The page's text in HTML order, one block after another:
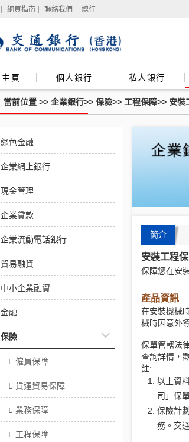
網頁指南 聯絡我們 總行
主頁 個人銀行 私人銀行
當前位置 >> 企業銀行>> 保險>> 工程保障>> 安裝
綠色金融
企業網上銀行
現金管理
企業貸款
企業流動電話銀行
貿易融資
中小企業融資
金融
保險
└ 僱員保障
└ 貨運貿易保障
└ 業務保障
└ 工程保障
簡介
安裝工程
保障您在安
產品資訊
在安裝機械
械時因意外
保單管轄法
查詢詳情，
註:
以上資
司」保
保險計
務。交